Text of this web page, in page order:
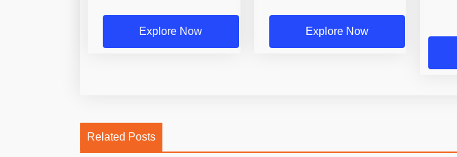
Explore Now Explore Now
Related Posts